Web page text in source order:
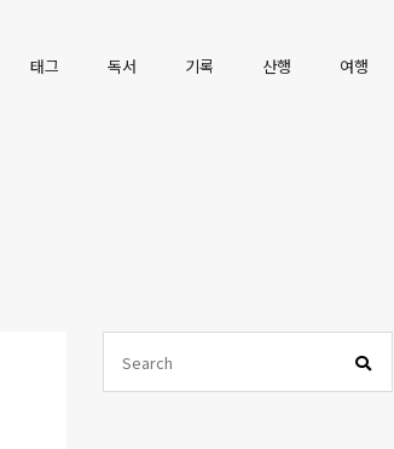
Menu
태그 독서 기록 산행 여행
Sidebar 검색